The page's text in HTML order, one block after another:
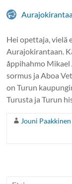
Hei opettaja, vielä
Aurajokirantaan.
åppihahmo
sormus ja Aboa
on Turun
Turusta ja Turun
Jouni Paakkinen